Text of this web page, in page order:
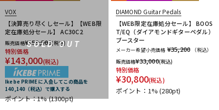
SOLD OUT
VOX
【決算売り尽くしセール】【WEB限
定在庫処分セール】 AC30C2
販売価格¥159,500(税込)
特別価格
¥143,000(税込)
Ikebe PRIME に入会してこの商品を
140,140（税込）で購入する
ポイント：1%(1300pt)
DIAMOND Guitar Pedals
【WEB限定在庫処分セール】 BOOS
T/EQ（ダイアモンドギターペダル）
ブースター
メーカー希望小売価格 ¥35,200
（税込）
販売価格¥33,000(税込)
特別価格
¥30,800(税込)
ポイント：1%(280pt)